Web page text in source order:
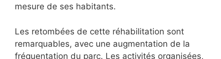
mesure de ses habitants.
Les retombées de cette réhabilitation sont
remarquables, avec une augmentation de la
fréquentation du parc. Les activités organisées,